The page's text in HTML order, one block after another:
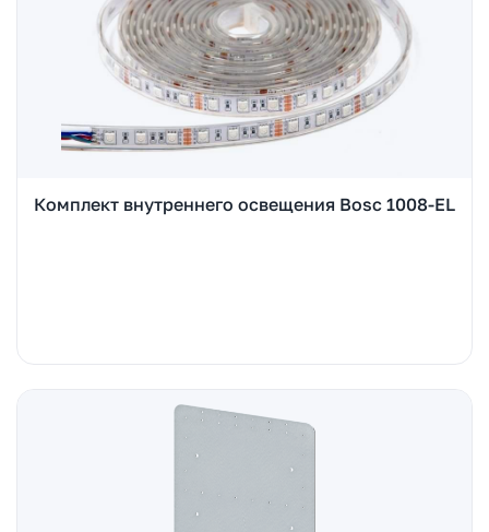
Комплект внутреннего освещения Bosc 1008-EL